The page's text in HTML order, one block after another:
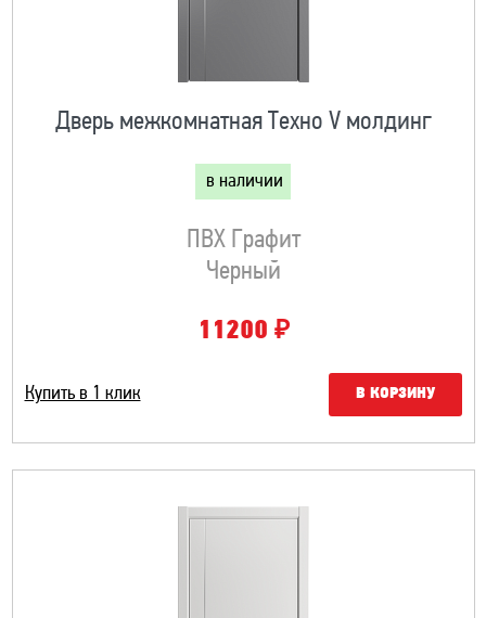
Дверь межкомнатная Техно V молдинг
в наличии
ПВХ Графит
Черный
11200 ₽
Купить в 1 клик В КОРЗИНУ